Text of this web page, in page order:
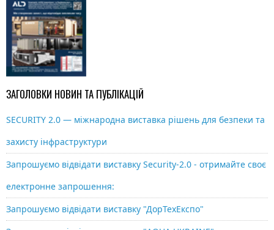
ЗАГОЛОВКИ НОВИН ТА ПУБЛІКАЦІЙ
SECURITY 2.0 — міжнародна виставка рішень для безпеки та
захисту інфраструктури
Запрошуємо відвідати виставку Security-2.0 - отримайте своє
електронне запрошення:
Запрошуємо відвідати виставку "ДорТехЕкспо"